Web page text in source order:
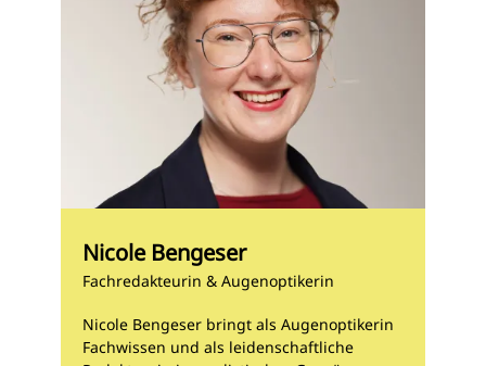
Nicole Bengeser
Fachredakteurin & Augenoptikerin
Nicole Bengeser bringt als Augenoptikerin
Fachwissen und als leidenschaftliche